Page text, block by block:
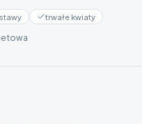
trwałe kwiaty